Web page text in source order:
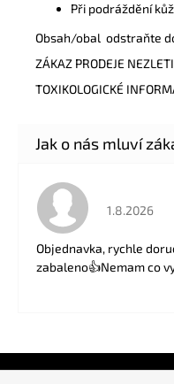
Při podráždění
Obsah/obal odstraňte
ZÁKAZ PRODEJE
TOXIKOLOGICKÉ
Hodnocení
1.8.2026
Objednavka, rychle
zabaleno👍Nemam co